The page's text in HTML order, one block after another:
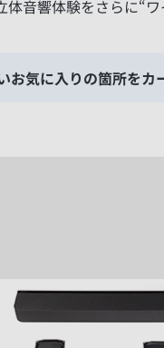
体音響体験をさらに“
お気に入りの箇所をカ